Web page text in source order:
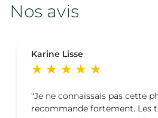
Nos avis
Karine Lisse
Je ne connaissais pas cette
recommande fortement. Les